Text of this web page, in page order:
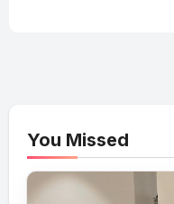
You Missed